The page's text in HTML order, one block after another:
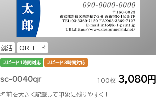
就活 QRコード
スピード1時間対応 スピード3時間対応
sc-0040qr 100枚 3,080円
名前を大きく記載して印象に残りやすく！